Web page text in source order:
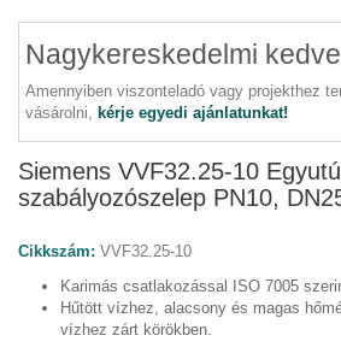
Nagykereskedelmi
Amennyiben viszonteladó vagy projekthez
vásárolni, kérje egyedi ajánlatunkat!
Siemens VVF32.25-10
szabályozószelep PN10,
Cikkszám: VVF32.25-10
Karimás csatlakozással ISO 7005
Hűtött vízhez, alacsony és magas
vízhez zárt körökben.